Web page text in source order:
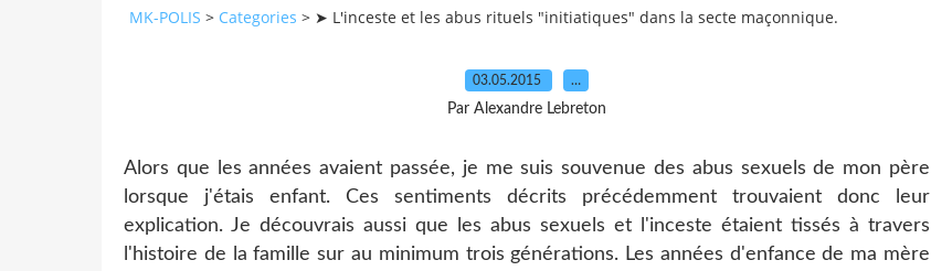
MK-POLIS > Categories > ➤ L'inceste et les abus rituels "initiatiques" dans la secte maçonnique.
03.05.2015 …
Par Alexandre Lebreton
Alors que les années avaient passée, je me suis souvenue des abus sexuels de mon père
lorsque j'étais enfant. Ces sentiments décrits précédemment trouvaient donc leur
explication. Je découvrais aussi que les abus sexuels et l'inceste étaient tissés à travers
l'histoire de la famille sur au minimum trois générations. Les années d'enfance de ma mère